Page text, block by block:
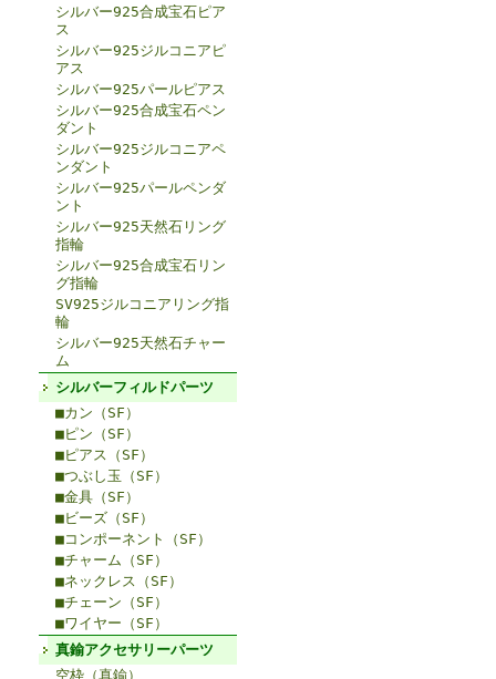
シルバー925合成宝石ピア
ス
シルバー925ジルコニアピ
アス
シルバー925パールピアス
シルバー925合成宝石ペン
ダント
シルバー925ジルコニアペ
ンダント
シルバー925パールペンダ
ント
シルバー925天然石リング
指輪
シルバー925合成宝石リン
グ指輪
SV925ジルコニアリング指
輪
シルバー925天然石チャー
ム
シルバーフィルドパーツ
■カン（SF）
■ピン（SF）
■ピアス（SF）
■つぶし玉（SF）
■金具（SF）
■ビーズ（SF）
■コンポーネント（SF）
■チャーム（SF）
■ネックレス（SF）
■チェーン（SF）
■ワイヤー（SF）
真鍮アクセサリーパーツ
空枠（真鍮）